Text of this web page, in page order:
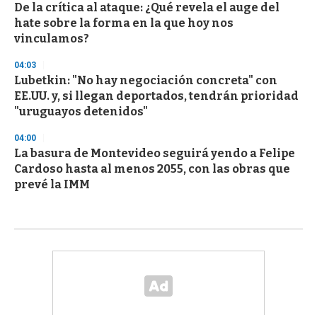
De la crítica al ataque: ¿Qué revela el auge del
hate sobre la forma en la que hoy nos
vinculamos?
04:03
Lubetkin: "No hay negociación concreta" con
EE.UU. y, si llegan deportados, tendrán prioridad
"uruguayos detenidos"
04:00
La basura de Montevideo seguirá yendo a Felipe
Cardoso hasta al menos 2055, con las obras que
prevé la IMM